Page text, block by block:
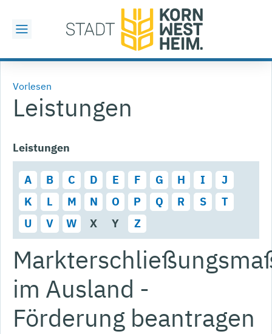
Vorlesen
Leistungen
Leistungen
A B C D E F G H I
J
K
L M N O P Q R S
T
U
V W X Y Z
im Ausland -
Förderung beantragen